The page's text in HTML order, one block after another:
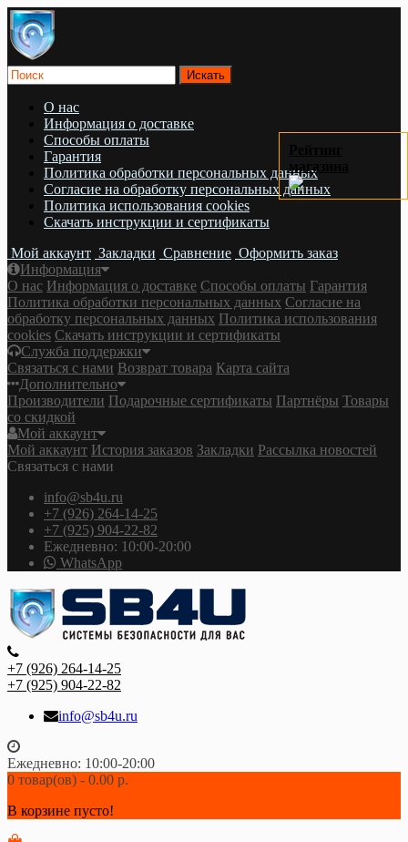
О нас
Информация о доставке
Cпособы оплаты
Гарантия
Политика обработки персональных данных
Согласие на обработку персональных данных
Политика использования cookies
Скачать инструкции и сертификаты
Мой аккаунт Закладки Сравнение Оформить заказ
Информация
О нас Информация о доставке Cпособы оплаты Гарантия
Политика обработки персональных данных Согласие на
обработку персональных данных Политика использования
cookies Скачать инструкции и сертификаты
Служба поддержки
Связаться с нами Возврат товара Карта сайта
Дополнительно
Производители Подарочные сертификаты Партнёры Товары
со скидкой
Мой аккаунт
Мой аккаунт История заказов Закладки Рассылка новостей
Связаться с нами
info@sb4u.ru
+7 (926) 264-14-25
+7 (925) 904-22-82
Ежедневно: 10:00-20:00
WhatsApp
+7 (926) 264-14-25
+7 (925) 904-22-82
info@sb4u.ru
Ежедневно: 10:00-20:00
0 товар(ов) - 0.00 р.
В корзине пусто!